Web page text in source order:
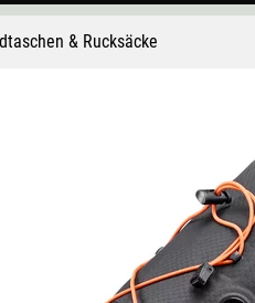
& Rucksäcke